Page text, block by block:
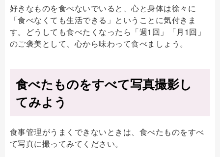
好きなものを食べないでいると、心と身体は徐々に
「食べなくても生活できる」ということに気付きま
す。どうしても食べたくなったら「週1回」「月1回」
のご褒美として、心から味わって食べましょう。
食べたものをすべて写真撮影し
てみよう
食事管理がうまくできないときは、食べたものをすべ
て写真に撮ってみてください。